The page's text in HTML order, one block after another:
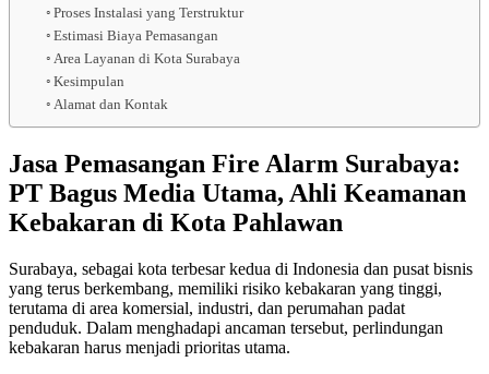
Proses Instalasi yang Terstruktur
Estimasi Biaya Pemasangan
Area Layanan di Kota Surabaya
Kesimpulan
Alamat dan Kontak
Jasa Pemasangan Fire Alarm Surabaya:
PT Bagus Media Utama, Ahli Keamanan
Kebakaran di Kota Pahlawan
Surabaya, sebagai kota terbesar kedua di Indonesia dan pusat bisnis
yang terus berkembang, memiliki risiko kebakaran yang tinggi,
terutama di area komersial, industri, dan perumahan padat
penduduk. Dalam menghadapi ancaman tersebut, perlindungan
kebakaran harus menjadi prioritas utama.